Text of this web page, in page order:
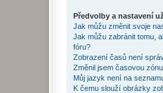
Předvolby a nastavení
Jak můžu změnit svoje
Jak můžu zabránit tomu,
fóru?
Zobrazení časů není
Změnil jsem časovou
Můj jazyk není na
K čemu slouží obrázky